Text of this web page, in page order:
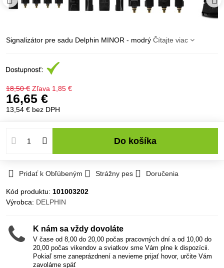
Signalizátor pre sadu Delphin MINOR - modrý Čítajte viac
18,50 € Zľava 1,85 €
16,65 €
13,54 € bez DPH
Do košíka
Pridať k Obľúbeným Strážny pes Doručenia
Kód produktu: 101003202
Výrobca: DELPHIN
K nám sa vždy dovoláte
V čase od 8,00 do 20,00 počas pracovných dní a od 10,00 do
20,00 počas vikendov a sviatkov sme Vám plne k dispozícii.
Pokiaľ sme zaneprázdnení a nevieme prijať hovor, určite Vám
zavoláme späť